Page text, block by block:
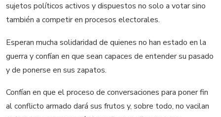
sujetos políticos activos y dispuestos no solo a votar sino
también a competir en procesos electorales.
Esperan mucha solidaridad de quienes no han estado en la
guerra y confían en que sean capaces de entender su pasado
y de ponerse en sus zapatos.
Confían en que el proceso de conversaciones para poner fin
al conflicto armado dará sus frutos y, sobre todo, no vacilan